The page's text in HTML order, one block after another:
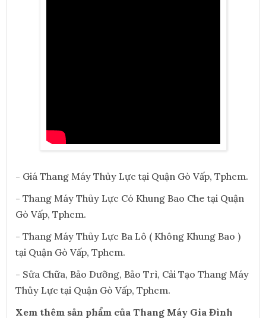
- Giá Thang Máy Thủy Lực tại Quận Gò Vấp, Tphcm.
- Thang Máy Thủy Lực Có Khung Bao Che tại Quận
Gò Vấp, Tphcm.
- Thang Máy Thủy Lực Ba Lô ( Không Khung Bao )
tại Quận Gò Vấp, Tphcm.
- Sửa Chữa, Bảo Dưỡng, Bảo Trì, Cải Tạo Thang Máy
Thủy Lực tại Quận Gò Vấp, Tphcm.
Xem thêm sản phẩm của Thang Máy Gia Đình